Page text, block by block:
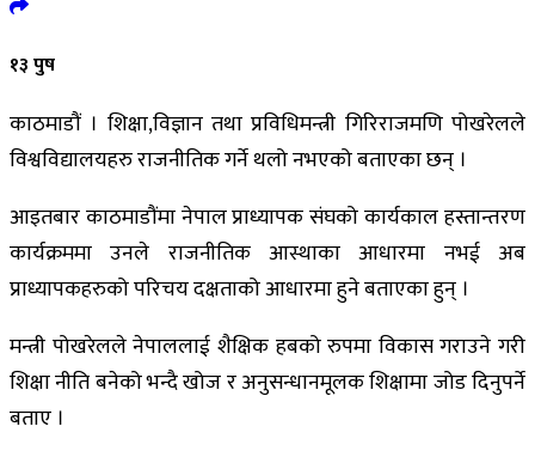
१३ पुष
काठमाडौं । शिक्षा,विज्ञान तथा प्रविधिमन्त्री गिरिराजमणि पोखरेलले
विश्वविद्यालयहरु राजनीतिक गर्ने थलो नभएको बताएका छन् ।
आइतबार काठमाडौंमा नेपाल प्राध्यापक संघको कार्यकाल हस्तान्तरण
कार्यक्रममा उनले राजनीतिक आस्थाका आधारमा नभई अब
प्राध्यापकहरुको परिचय दक्षताको आधारमा हुने बताएका हुन् ।
मन्त्री पोखरेलले नेपाललाई शैक्षिक हबको रुपमा विकास गराउने गरी
शिक्षा नीति बनेको भन्दै खोज र अनुसन्धानमूलक शिक्षामा जोड दिनुपर्ने
बताए ।